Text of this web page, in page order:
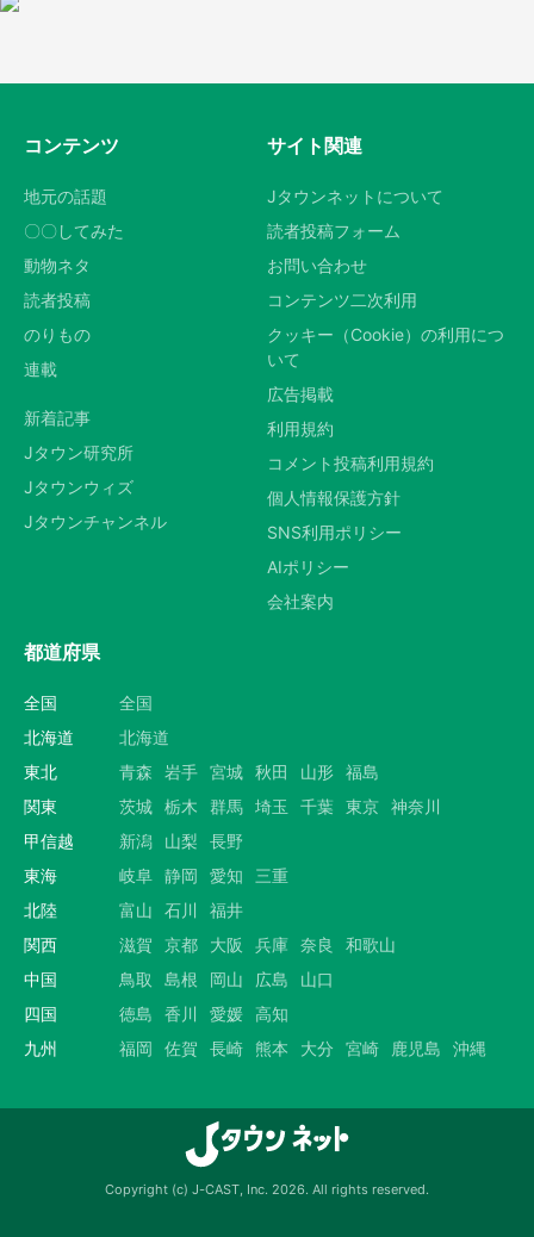
コンテンツ
地元の話題
〇〇してみた
動物ネタ
読者投稿
のりもの
連載
新着記事
Jタウン研究所
Jタウンウィズ
Jタウンチャンネル
サイト関連
Jタウンネットについて
読者投稿フォーム
お問い合わせ
コンテンツ二次利用
クッキー（Cookie）の利用につ
いて
広告掲載
利用規約
コメント投稿利用規約
個人情報保護方針
SNS利用ポリシー
AIポリシー
会社案内
都道府県
全国
全国
北海道
北海道
東北
青森 岩手 宮城 秋田 山形 福島
関東
茨城 栃木 群馬 埼玉 千葉 東京 神奈川
甲信越
新潟 山梨
長野
東海
岐阜 静岡 愛知
三重
北陸
富山 石川
福井
関西
滋賀 京都 大阪 兵庫 奈良
和歌山
中国
鳥取 島根 岡山 広島
山口
四国
徳島 香川 愛媛 高知
九州
福岡 佐賀 長崎 熊本 大分 宮崎 鹿児島 沖縄
Copyright (c) J-CAST, Inc. 2026. All rights reserved.